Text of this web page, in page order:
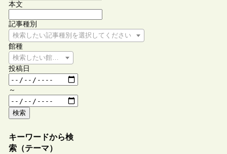
本文
記事種別
検索したい記事種別を選択してください
館種
検索したい館種を選択してください
投稿日
～
検索
キーワードから検
索（テーマ）